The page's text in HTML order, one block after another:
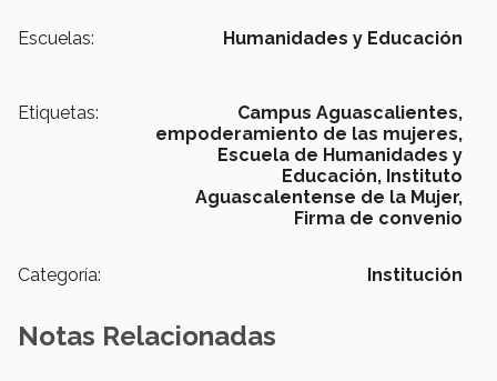
Escuelas: Humanidades y Educación
Etiquetas:
Campus Aguascalientes,
empoderamiento de las mujeres,
Escuela de Humanidades y
Educación, Instituto
Aguascalentense de la Mujer,
Firma de convenio
Categoría: Institución
Notas Relacionadas